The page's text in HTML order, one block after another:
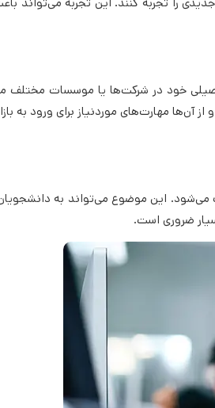
خود در شرکت‌ها یا موسسات مختلف
مهارت‌های موردنیاز برای ورود به بازار
می‌شود. این موضوع می‌تواند به
ضروری است.